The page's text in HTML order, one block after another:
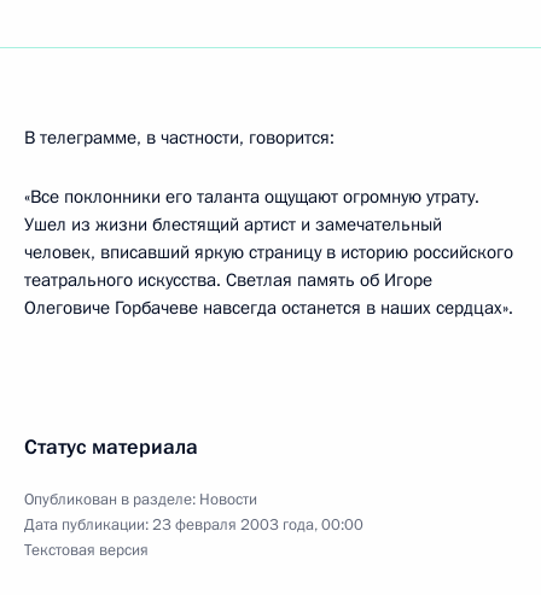
В телеграмме, в частности, говорится:
«Все поклонники его таланта ощущают огромную утрату.
Ушел из жизни блестящий артист и замечательный
человек, вписавший яркую страницу в историю российского
театрального искусства. Светлая память об Игоре
Олеговиче Горбачеве навсегда останется в наших сердцах».
Статус материала
Опубликован в разделе: Новости
Дата публикации:23 февраля 2003 года, 00:00
Текстовая версия